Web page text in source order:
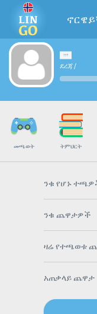
ደረጃ/
መጫወት ትምህርት
ንቁ የሆኑ
ንቁ ጨዋታዎች
ዛሬ የተጫወቱ
አጠቃላይ ጨዋታ